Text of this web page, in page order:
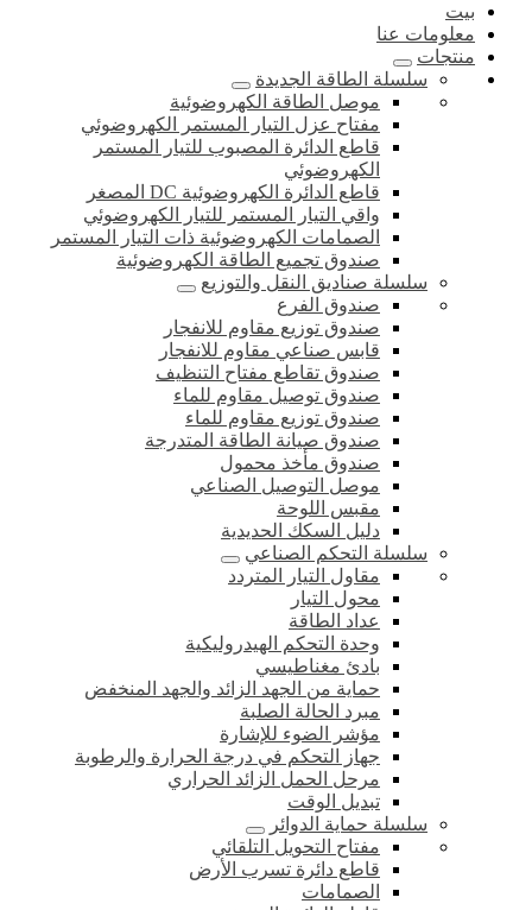
بيت
معلومات عنا
منتجات
سلسلة الطاقة الجديدة
موصل الطاقة الكهروضوئية
مفتاح عزل التيار المستمر الكهروضوئي
قاطع الدائرة المصبوب للتيار المستمر
الكهروضوئي
قاطع الدائرة الكهروضوئية DC المصغر
واقي التيار المستمر للتيار الكهروضوئي
الصمامات الكهروضوئية ذات التيار المستمر
صندوق تجميع الطاقة الكهروضوئية
سلسلة صناديق النقل والتوزيع
صندوق الفرع
صندوق توزيع مقاوم للانفجار
قابس صناعي مقاوم للانفجار
صندوق تقاطع مفتاح التنظيف
صندوق توصيل مقاوم للماء
صندوق توزيع مقاوم للماء
صندوق صيانة الطاقة المتدرجة
صندوق مأخذ محمول
موصل التوصيل الصناعي
مقبس اللوحة
دليل السكك الحديدية
سلسلة التحكم الصناعي
مقاول التيار المتردد
محول التيار
عداد الطاقة
وحدة التحكم الهيدروليكية
بادئ مغناطيسي
حماية من الجهد الزائد والجهد المنخفض
مبرد الحالة الصلبة
مؤشر الضوء للإشارة
جهاز التحكم في درجة الحرارة والرطوبة
مرحل الحمل الزائد الحراري
تبديل الوقت
سلسلة حماية الدوائر
مفتاح التحويل التلقائي
قاطع دائرة تسرب الأرض
الصمامات